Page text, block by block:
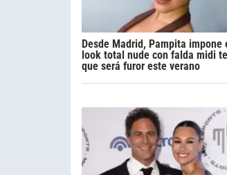
Desde Madrid, Pampita impone
look total nude con falda midi
que será furor este verano